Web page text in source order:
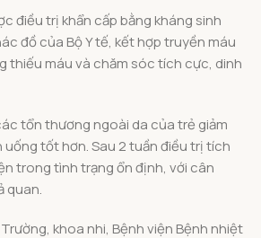
điều trị khẩn cấp bằng kháng sinh
đồ của Bộ Y tế, kết hợp truyền máu
thiếu máu và chăm sóc tích cực, dinh
tổn thương ngoài da của trẻ giảm
uống tốt hơn. Sau 2 tuần điều trị tích
trong tình trạng ổn định, với cân
quan.
khoa nhi, Bệnh viện Bệnh nhiệt